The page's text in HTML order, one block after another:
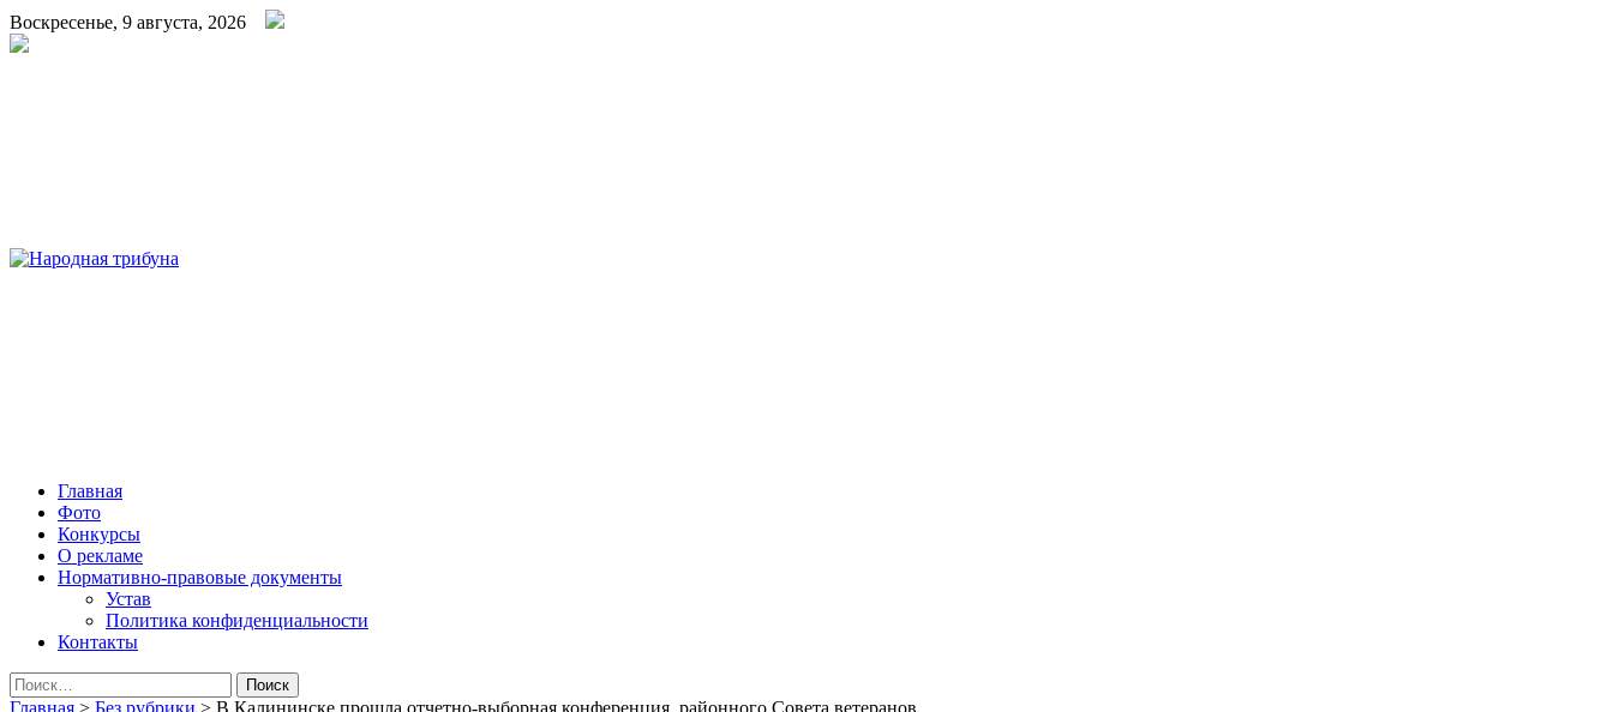
Воскресенье, 9 августа, 2026
Народная трибуна
Калининская районная газета
Главная
Фото
Конкурсы
О рекламе
Нормативно-правовые документы
Устав
Политика конфиденциальности
Контакты
Найти:
Главная > Без рубрики > В Калининске прошла отчетно-выборная конференция районного Совета ветеранов